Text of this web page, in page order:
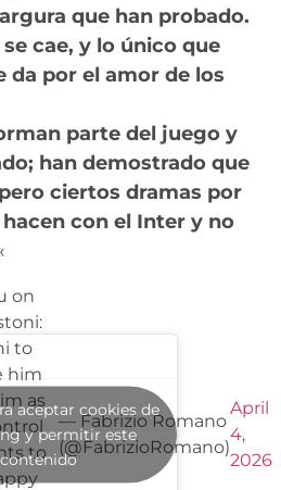
que han probado.
cae, y lo único que
da por el amor de los
parte del juego y
han demostrado que
ciertos dramas por
con el Inter y no
on
to
him
as
to
— Fabrizio Romano
(@FabrizioRomano)
April
4,
2026
aceptar cookies de
y permitir este
contenido